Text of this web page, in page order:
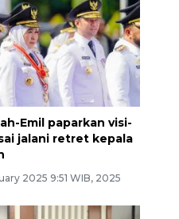
Emil paparkan visi-
jalani retret kepala
2025 9:51 WIB, 2025